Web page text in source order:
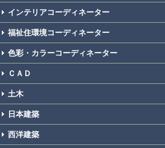
インテリアコーディネーター
福祉住環境コーディネーター
色彩・カラーコーディネーター
ＣＡＤ
土木
日本建築
西洋建築